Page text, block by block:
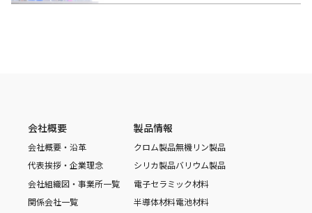
会社概要
会社概要・沿革
代表挨拶・企業理念
会社組織図・事業所一覧
関係会社一覧
製品情報
クロム製品無機リン製品
シリカ製品バリウム製品
電子セラミック材料
半導体材料電池材料